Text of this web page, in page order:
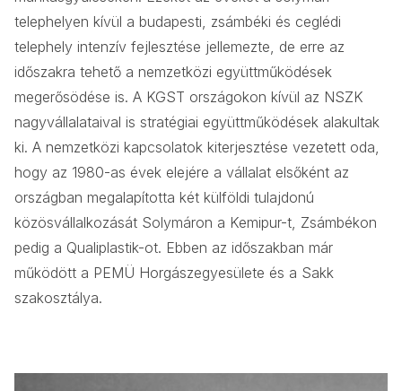
telephelyen kívül a budapesti, zsámbéki és ceglédi
telephely intenzív fejlesztése jellemezte, de erre az
időszakra tehető a nemzetközi együttműködések
megerősödése is. A KGST országokon kívül az NSZK
nagyvállalataival is stratégiai együttműködések alakultak
ki. A nemzetközi kapcsolatok kiterjesztése vezetett oda,
hogy az 1980-as évek elejére a vállalat elsőként az
országban megalapította két külföldi tulajdonú
közösvállalkozását Solymáron a Kemipur-t, Zsámbékon
pedig a Qualiplastik-ot. Ebben az időszakban már
működött a PEMÜ Horgászegyesülete és a Sakk
szakosztálya.